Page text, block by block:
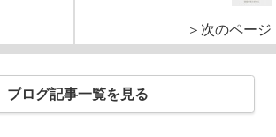
＞次のページ
ブログ記事一覧を見る